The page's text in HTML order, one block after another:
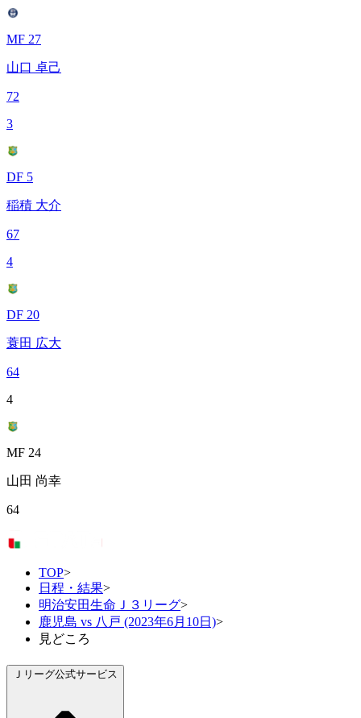
MF 27
山口 卓己
72
3
DF 5
稲積 大介
67
4
DF 20
蓑田 広大
64
4
MF 24
山田 尚幸
64
TOP>
日程・結果>
明治安田生命Ｊ３リーグ>
鹿児島 vs 八戸 (2023年6月10日)>
見どころ
Ｊリーグ公式サービス